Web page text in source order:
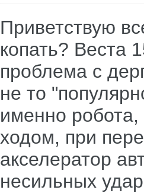
Приветствую
копать? Веста
проблема с
не то
именно
ходом, при
акселератор
несильных